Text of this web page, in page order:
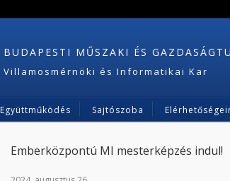
BUDAPESTI MŰSZAKI ÉS
Villamosmérnöki és Informatikai Kar
Együttműködés Sajtószoba
Emberközpontú MI mesterképzés indul!